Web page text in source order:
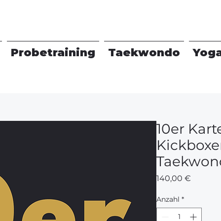
Probetraining Taekwondo
10er
140,00 €
Anzahl *